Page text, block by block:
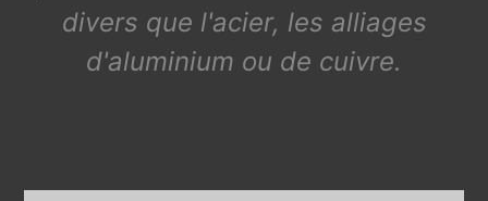
divers que l'acier, les alliages
d'aluminium ou de cuivre.